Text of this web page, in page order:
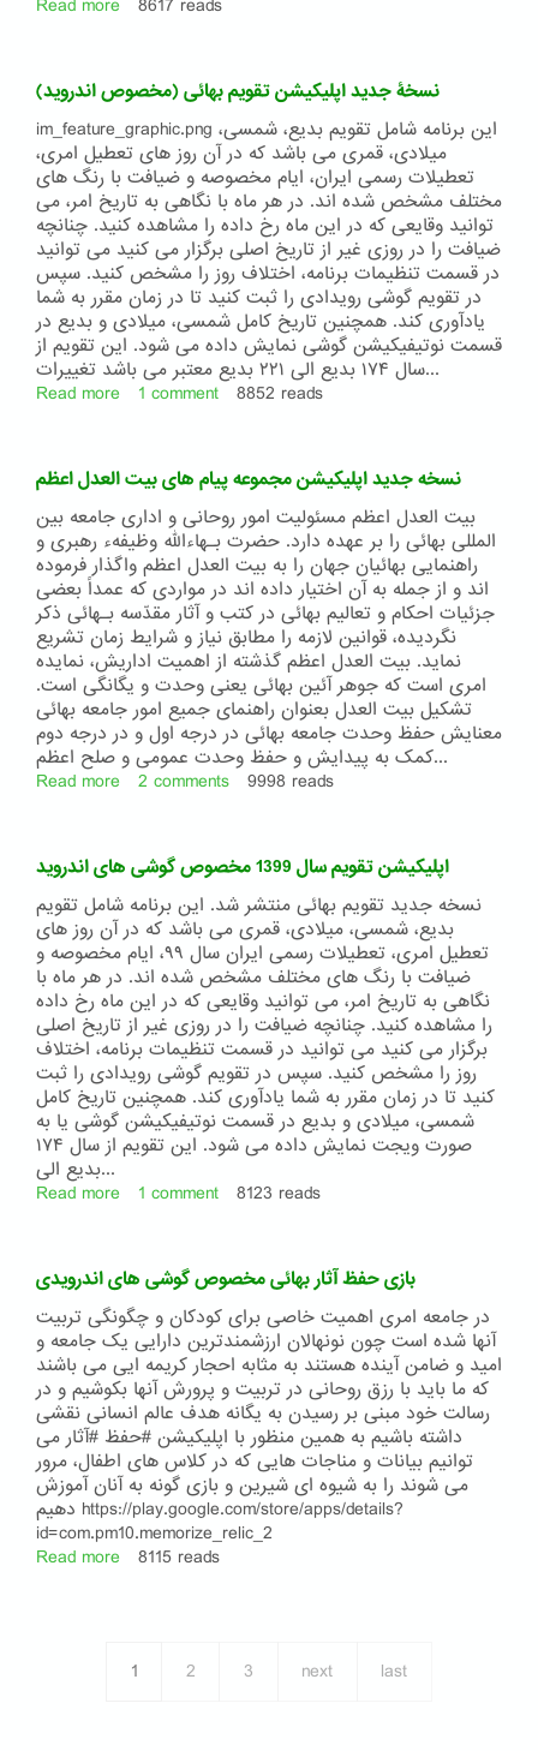
Read more about
اپلیکیشن
تقویم
بهائی
(مخصوص
اندروید)
8617 reads
نسخۀ جدید اپلیکیشن تقویم بهائی (مخصوص اندروید)
im_feature_graphic.png این برنامه شامل تقویم بدیع، شمسی،
میلادی، قمری می باشد که در آن روز های تعطیل امری،
تعطیلات رسمی ایران، ایام مخصوصه و ضیافت با رنگ های
مختلف مشخص شده اند. در هر ماه با نگاهی به تاریخ امر، می
توانید وقایعی که در این ماه رخ داده را مشاهده کنید. چنانچه
ضیافت را در روزی غیر از تاریخ اصلی برگزار می کنید می توانید
در قسمت تنظیمات برنامه، اختلاف روز را مشخص کنید. سپس
در تقویم گوشی رویدادی را ثبت کنید تا در زمان مقرر به شما
یادآوری کند. همچنین تاریخ کامل شمسی، میلادی و بدیع در
قسمت نوتیفیکیشن گوشی نمایش داده می شود. این تقویم از
سال ۱۷۴ بدیع الی ۲۲۱ بدیع معتبر می باشد تغییرات...
Read more about
اپلیکیشن
تقویم
بهائی
(مخصوص
اندروید)
1 comment 8852 reads
نسخه جدید اپلیکیشن مجموعه پیام های بیت العدل اعظم
بیت العدل اعظم مسئولیت امور روحانی و اداری جامعه بین
المللی بهائی را بر عهده دارد. حضرت بـهاءالله وظیفهء رهبری و
راهنمایی بهائیان جهان را به بیت العدل اعظم واگذار فرموده
اند و از جمله به آن اختیار داده اند در مواردى که عمداً بعضی
جزئیات احکام و تعالیم بهائی در کتب و آثار مقدّسه بـهائى ذکر
نگردیده، قوانین لازمه را مطابق نیاز و شرایط زمان تشریع
نماید. بیت العدل اعظم گذشته از اهمیت اداریش، نمایده
امری است که جوهر آئین بهائی یعنی وحدت و یگانگی است.
تشکیل بیت العدل بعنوان راهنمای جمیع امور جامعه بهائی
معنایش حفظ وحدت جامعه بهائی در درجه اول و در درجه دوم
کمک به پیدایش و حفظ وحدت عمومی و صلح اعظم...
Read more about
اپلیکیشن
مجموعه
پیام
های
بیت
العدل
اعظم
2 comments 9998 reads
اپلیکیشن تقویم سال 1399 مخصوص گوشی های اندروید
نسخه جدید تقویم بهائی منتشر شد. این برنامه شامل تقویم
بدیع، شمسی، میلادی، قمری می باشد که در آن روز های
تعطیل امری، تعطیلات رسمی ایران سال ۹۹، ایام مخصوصه و
ضیافت با رنگ های مختلف مشخص شده اند. در هر ماه با
نگاهی به تاریخ امر، می توانید وقایعی که در این ماه رخ داده
را مشاهده کنید. چنانچه ضیافت را در روزی غیر از تاریخ اصلی
برگزار می کنید می توانید در قسمت تنظیمات برنامه، اختلاف
روز را مشخص کنید. سپس در تقویم گوشی رویدادی را ثبت
کنید تا در زمان مقرر به شما یادآوری کند. همچنین تاریخ کامل
شمسی، میلادی و بدیع در قسمت نوتیفیکیشن گوشی یا به
صورت ویجت نمایش داده می شود. این تقویم از سال ۱۷۴
بدیع الی...
Read more about
سال
1399
مخصوص
گوشی
های
اندروید
1 comment 8123 reads
بازی حفظ آثار بهائی مخصوص گوشی های اندرویدی
در جامعه امری اهمیت خاصی برای کودکان و چگونگی تربیت
آنها شده است چون نونهالان ارزشمند‌ترین دارایی یک جامعه و
امید و ضامن آینده هستند به مثابه احجار کریمه ایی می باشند
که ما باید با رزق روحانی در تربیت و پرورش آنها بکوشیم و در
رسالت خود مبنی بر رسیدن به یگانه هدف عالم انسانی نقشی
داشته باشیم به همین منظور با اپلیکیشن #حفظ #آثار می
توانیم بیانات و مناجات هایی که در کلاس های اطفال، مرور
می شوند را به شیوه ای شیرین و بازی گونه به آنان آموزش
دهیم https://play.google.com/store/apps/details?
id=com.pm10.memorize_relic_2
Read more about
مخصوص
8115 reads
1 2 3 next last